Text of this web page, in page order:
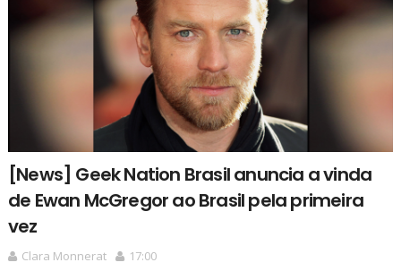
[News] Geek Nation Brasil anuncia a vinda
de Ewan McGregor ao Brasil pela primeira
vez
Clara Monnerat
17:00